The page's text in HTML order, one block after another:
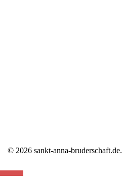
© 2026 sankt-anna-bruderschaft.de.